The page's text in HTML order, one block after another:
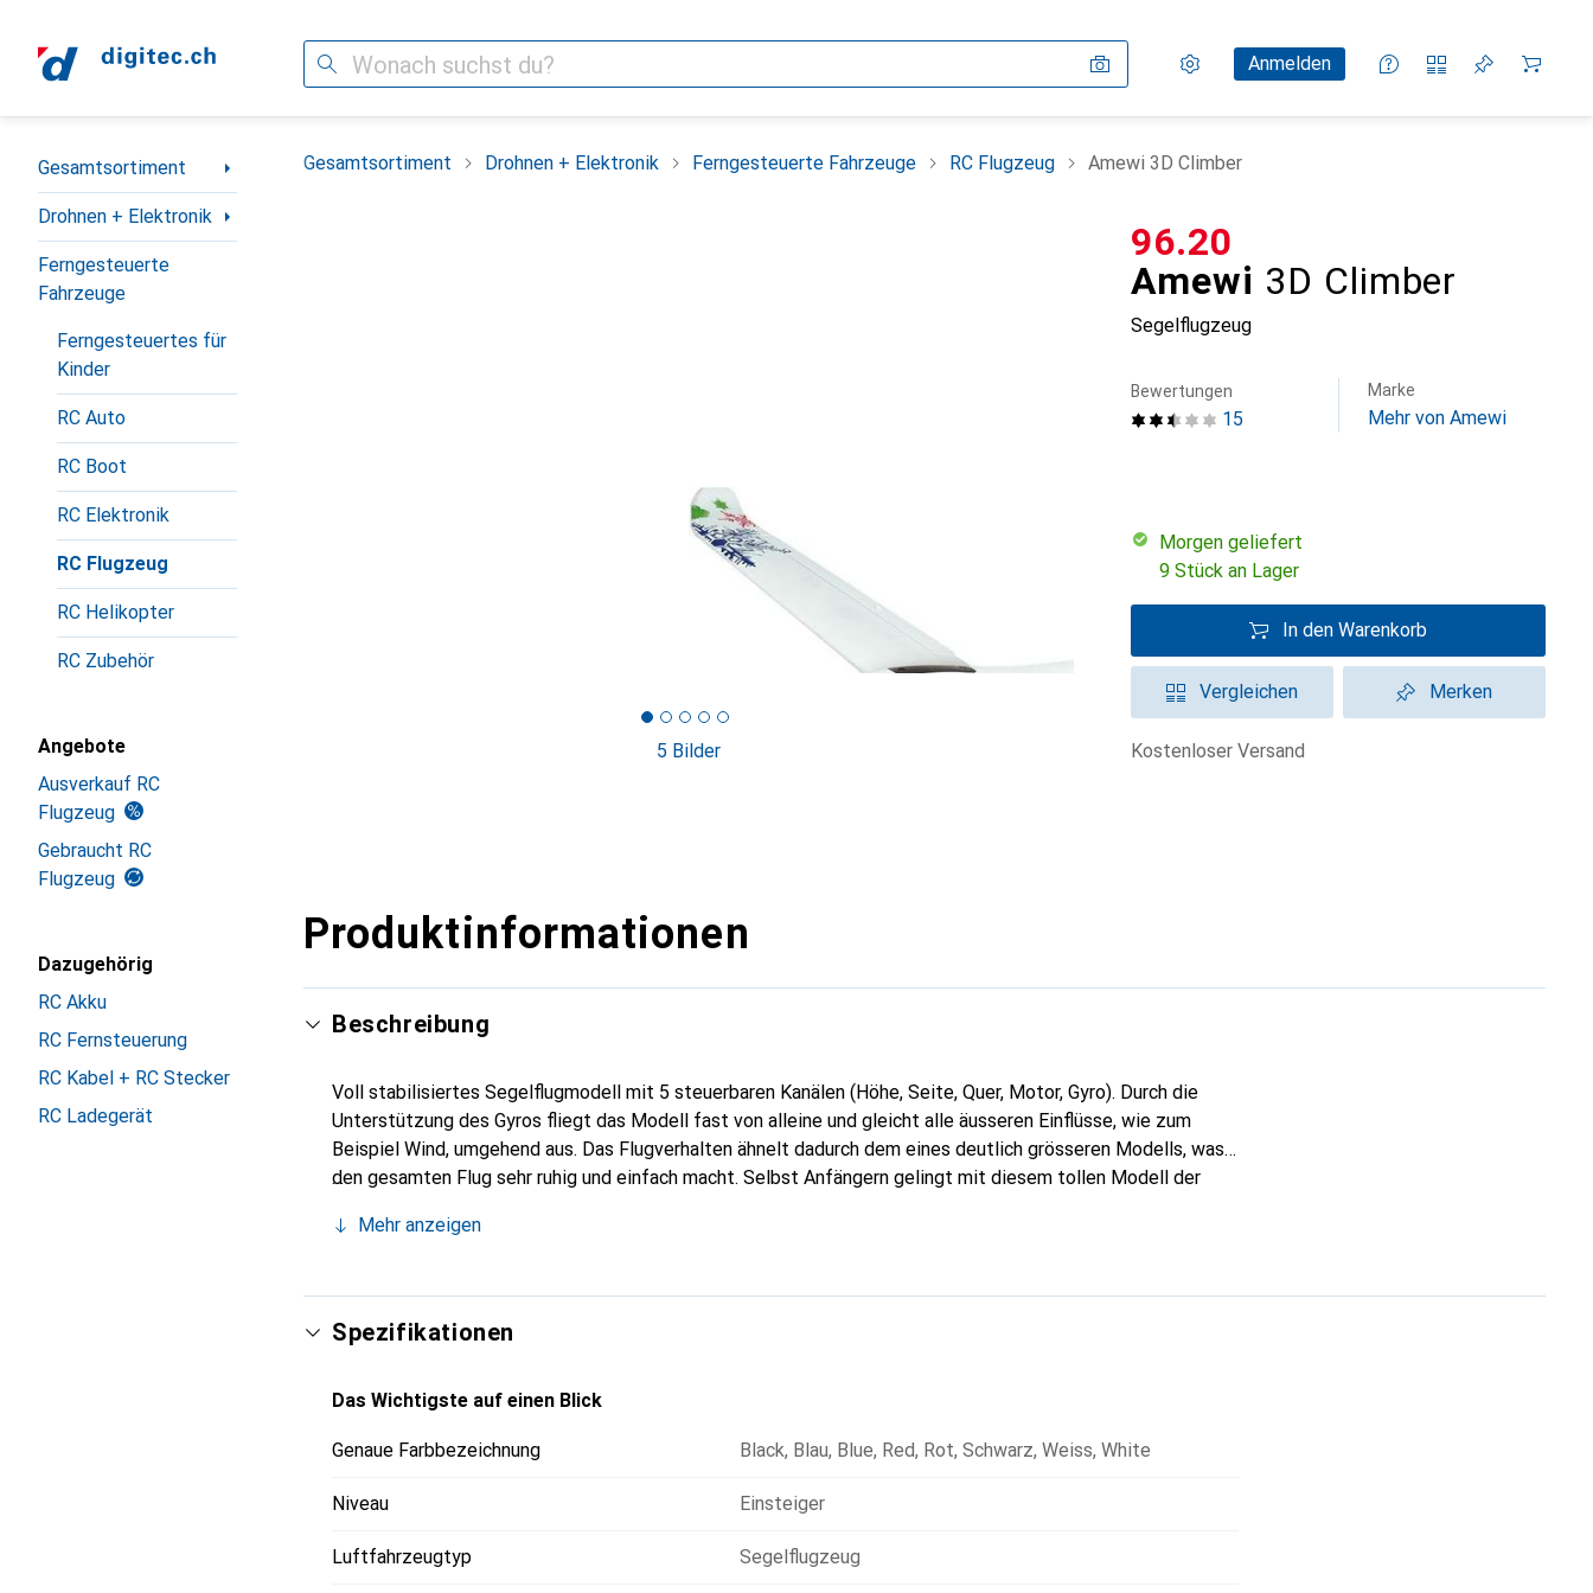
Suche Einstellungen
KundenkontoAnmelden
Vergleichslisten
Merklisten
Warenkorb
Navigation nach Kategorien
Gesamtsortiment
Drohnen + Elektronik
Ferngesteuerte
Fahrzeuge
Ferngesteuertes für
Kinder
RC Auto
RC Boot
RC Elektronik
RC Flugzeug
RC Helikopter
RC Zubehör
Angebote
Ausverkauf RC
Flugzeug
Gebraucht RC
Flugzeug
Dazugehörig
RC Akku
RC Fernsteuerung
RC Kabel + RC Stecker
RC Ladegerät
Gesamtsortiment Drohnen + Elektronik Ferngesteuerte Fahrzeuge RC Flugzeug Amewi 3D Climber
5 Bilder
Amewi 3D Climber
Segelflugzeug
CHF
96.20
15
Bewertungen Marke
Mehr von Amewi
morgen geliefert
9 Stück an Lager
In den Warenkorb
Vergleichen Merken
kostenloser Versand
Produktinformationen
Beschreibung
Voll stabilisiertes Segelflugmodell mit 5 steuerbaren Kanälen (Höhe, Seite, Quer, Motor, Gyro). Durch die
Unterstützung des Gyros fliegt das Modell fast von alleine und gleicht alle äusseren Einflüsse, wie zum
Beispiel Wind, umgehend aus. Das Flugverhalten ähnelt dadurch dem eines deutlich grösseren Modells, was
den gesamten Flug sehr ruhig und einfach macht. Selbst Anfängern gelingt mit diesem tollen Modell der
werden, um zum Beispiel leichten Kunstflug zu machen. Sollte doch mal etwas schiefgehen, schalten Sie
sowohl die Höhe als auch die Querachse gerade. Selbst Termikflüge sind mit diesem Modell möglich und die
Flugzeit ist insgesamt sehr hoch mit einer Akkuladung. Je nach Wetterlage und Motoranteilen sind Flüge bis
zu 25 Minuten möglich.
Mehr anzeigen
Spezifikationen
Das Wichtigste auf einen Blick
Genaue Farbbezeichnung Black, Blau, Blue, Red, Rot, Schwarz, Weiss, White
Niveau Einsteiger
Luftfahrzeugtyp Segelflugzeug